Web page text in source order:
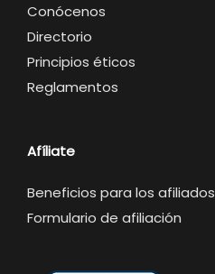
Conócenos
Directorio
Principios éticos
Reglamentos
Afíliate
Beneficios para los afiliados
Formulario de afiliación